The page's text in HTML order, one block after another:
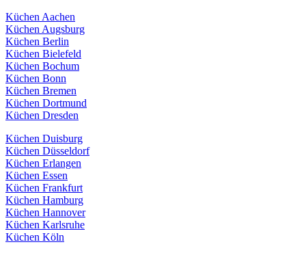
Küchen Aachen
Küchen Augsburg
Küchen Berlin
Küchen Bielefeld
Küchen Bochum
Küchen Bonn
Küchen Bremen
Küchen Dortmund
Küchen Dresden
Küchen Duisburg
Küchen Düsseldorf
Küchen Erlangen
Küchen Essen
Küchen Frankfurt
Küchen Hamburg
Küchen Hannover
Küchen Karlsruhe
Küchen Köln